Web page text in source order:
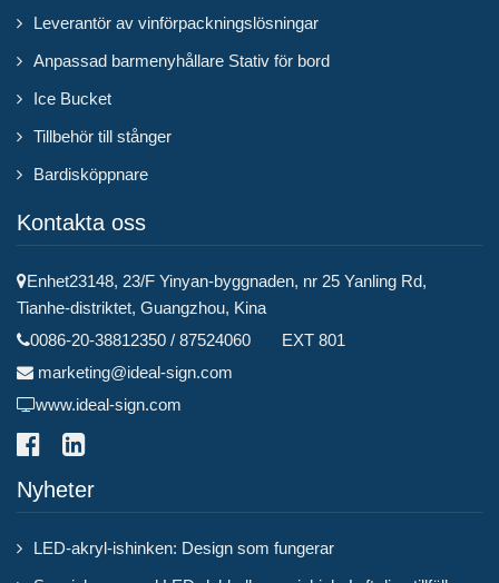
Leverantör av vinförpackningslösningar
Anpassad barmenyhållare Stativ för bord
Ice Bucket
Tillbehör till stånger
Bardisköppnare
Kontakta oss
Enhet23148, 23/F Yinyan-byggnaden, nr 25 Yanling Rd,
Tianhe-distriktet, Guangzhou, Kina
0086-20-38812350 / 87524060 EXT 801
marketing@ideal-sign.com
www.ideal-sign.com
Nyheter
LED-akryl-ishinken: Design som fungerar